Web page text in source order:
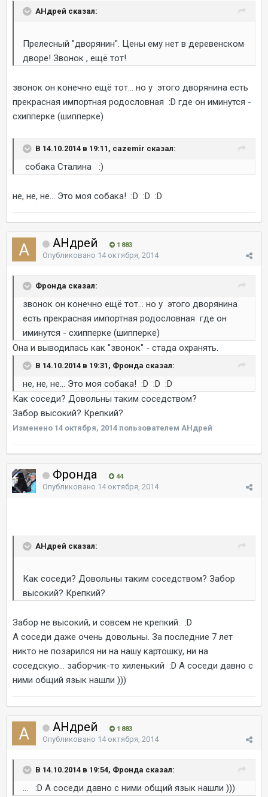
AHдрей сказал:
Прелесный "дворянин". Цены ему нет в деревенском
дворе! Звонок , ещё тот!
звонок он конечно ещё тот... но у этого дворянина есть
прекрасная импортная родословная :D где он иминутся -
схипперке (шипперке)
В 14.10.2014 в 19:11, cazemir сказал:
собака Сталина :)
не, не, не... Это моя собака! :D :D :D
AHдрей 1 883
Опубликовано 14 октября, 2014
Фронда сказал:
звонок он конечно ещё тот... но у этого дворянина
есть прекрасная импортная родословная где он
иминутся - схипперке (шипперке)
Она и выводилась как "звонок" - стада охранять.
В 14.10.2014 в 19:31, Фронда сказал:
не, не, не... Это моя собака! :D :D :D
Как соседи? Довольны таким соседством?
Забор высокий? Крепкий?
Изменено 14 октября, 2014 пользователем AHдрей
Фронда 44
Опубликовано 14 октября, 2014
AHдрей сказал:
Как соседи? Довольны таким соседством? Забор
высокий? Крепкий?
Забор не высокий, и совсем не крепкий. :D
А соседи даже очень довольны. За последние 7 лет
никто не позарился ни на нашу картошку, ни на
соседскую... заборчик-то хиленький :D А соседи давно с
ними общий язык нашли )))
AHдрей 1 883
Опубликовано 14 октября, 2014
В 14.10.2014 в 19:54, Фронда сказал:
... :D А соседи давно с ними общий язык нашли )))